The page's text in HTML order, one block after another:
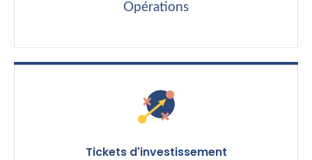
Opérations
Tickets d'investissement